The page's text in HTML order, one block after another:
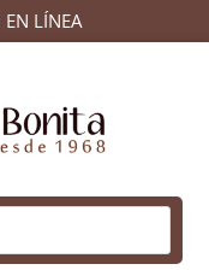
EN LÍNEA